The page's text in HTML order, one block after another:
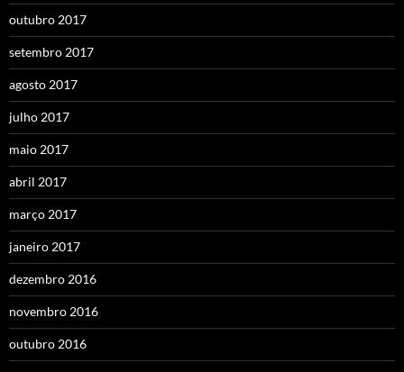
outubro 2017
setembro 2017
agosto 2017
julho 2017
maio 2017
abril 2017
março 2017
janeiro 2017
dezembro 2016
novembro 2016
outubro 2016